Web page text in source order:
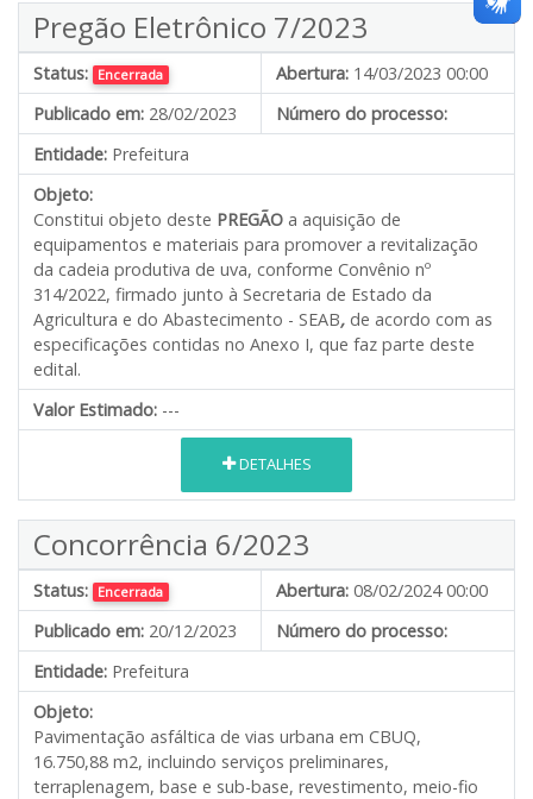
Pregão Eletrônico 7/2023
Status: Encerrada Abertura: 14/03/2023 00:00
Publicado em: 28/02/2023
Número do processo:
Entidade: Prefeitura
Objeto:
Constitui objeto deste PREGÃO a aquisição de
equipamentos e materiais para promover a revitalização
da cadeia produtiva de uva, conforme Convênio nº
314/2022, firmado junto à Secretaria de Estado da
Agricultura e do Abastecimento - SEAB, de acordo com as
especificações contidas no Anexo I, que faz parte deste
edital.
Valor Estimado: ---
DETALHES
Concorrência 6/2023
Status: Encerrada Abertura: 08/02/2024 00:00
Publicado em: 20/12/2023
Número do processo:
Entidade: Prefeitura
Objeto:
Pavimentação asfáltica de vias urbana em CBUQ,
16.750,88 m2, incluindo serviços preliminares,
terraplenagem, base e sub-base, revestimento, meio-fio